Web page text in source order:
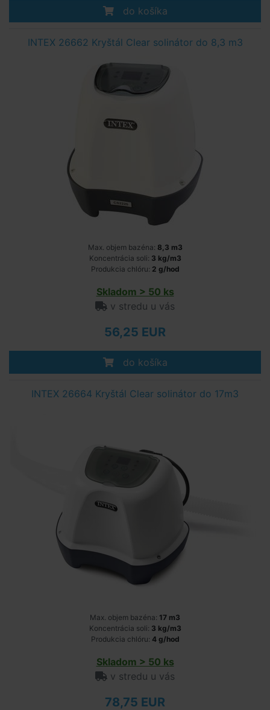
do košíka
INTEX 26662 Kryštál Clear solinátor do 8,3 m3
Max. objem bazéna: 8,3 m3
Koncentrácia soli: 3 kg/m3
Produkcia chlóru: 2 g/hod
Skladom > 50 ks
v stredu u vás
56,25 EUR
do košíka
INTEX 26664 Kryštál Clear solinátor do 17m3
Max. objem bazéna: 17 m3
Koncentrácia soli: 3 kg/m3
Produkcia chlóru: 4 g/hod
Skladom > 50 ks
v stredu u vás
78,75 EUR